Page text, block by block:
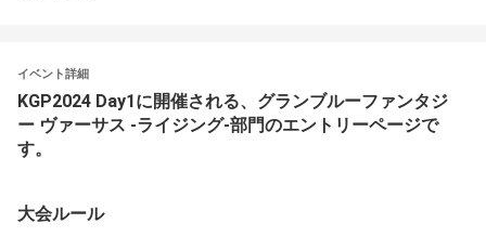
イベント詳細
KGP2024 Day1に開催される、 グランブルーファンタジ
ー ヴァーサス -ライジング-部門のエントリーページで
す。
大会ルール